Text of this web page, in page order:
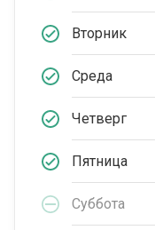
Вторник
Среда
Четверг
Пятница
Суббота